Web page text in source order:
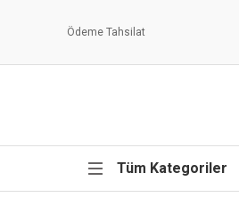
Ödeme Tahsilat
Tüm Kategoriler